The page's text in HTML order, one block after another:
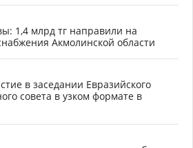
1,4 млрд тг направили на
Акмолинской области
в заседании Евразийского
совета в узком формате в